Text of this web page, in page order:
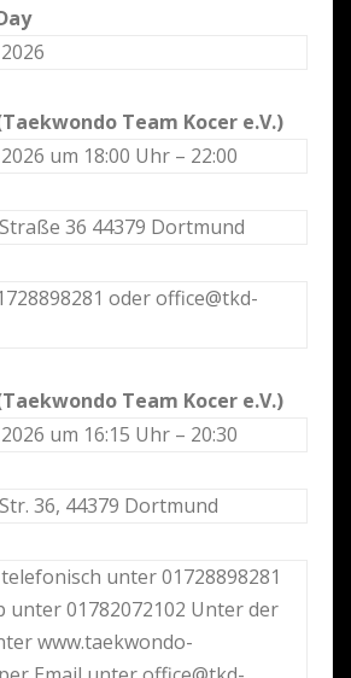
Team Kocer e.V.)
um 18:00 Uhr – 22:00
36 44379 Dortmund
oder office@tkd-
Team Kocer e.V.)
um 16:15 Uhr – 20:30
36, 44379 Dortmund
unter 01728898281
unter 01782072102 Unter der
www.taekwondo-